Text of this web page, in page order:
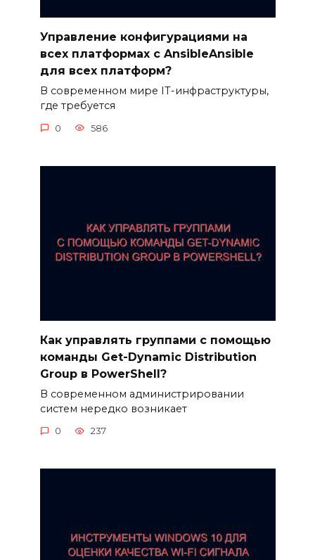
Управление конфигурациями на
всех платформах с AnsibleAnsible
для всех платформ?
В современном мире IT-инфраструктуры,
где требуется
0 586
Как управлять группами с помощью
команды Get-Dynamic Distribution
Group в PowerShell?
В современном администрировании
систем нередко возникает
0 237